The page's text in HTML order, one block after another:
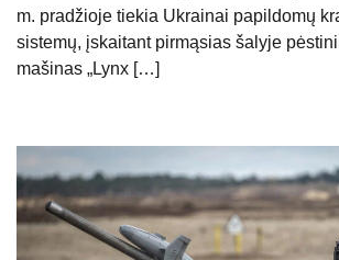
m. pradžioje tiekia Ukrainai papildomų
sistemų, įskaitant pirmąsias šalyje
mašinas „Lynx […]